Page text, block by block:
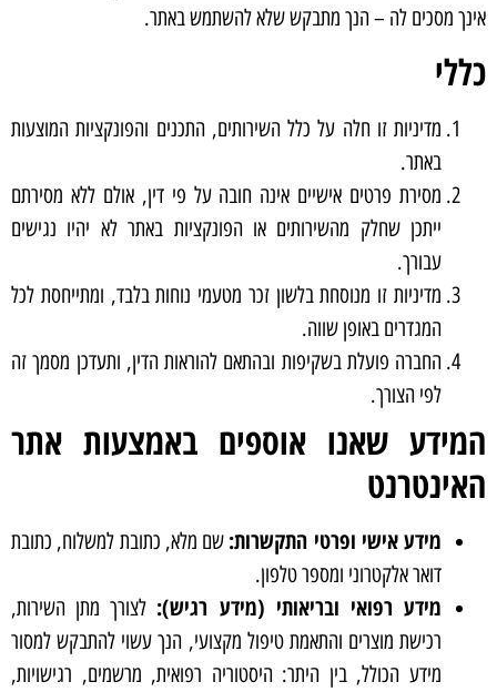
אינך מסכים לה – הנך מתבקש שלא להשתמש באתר.
כללי
מדיניות זו חלה על כלל השירותים, התכנים והפונקציות המוצעות
באתר.
מסירת פרטים אישיים אינה חובה על פי דין, אולם ללא מסירתם
ייתכן שחלק מהשירותים או הפונקציות באתר לא יהיו נגישים
עבורך.
מדיניות זו מנוסחת בלשון זכר מטעמי נוחות בלבד, ומתייחסת לכל
המגדרים באופן שווה.
החברה פועלת בשקיפות ובהתאם להוראות הדין, ותעדכן מסמך זה
לפי הצורך.
המידע שאנו אוספים באמצעות אתר
האינטרנט
מידע אישי ופרטי התקשרות: שם מלא, כתובת למשלוח, כתובת
דואר אלקטרוני ומספר טלפון.
מידע רפואי ובריאותי (מידע רגיש): לצורך מתן השירות,
רכישת מוצרים והתאמת טיפול מקצועי, הנך עשוי להתבקש למסור
מידע הכולל, בין היתר: היסטוריה רפואית, מרשמים, רגישויות,